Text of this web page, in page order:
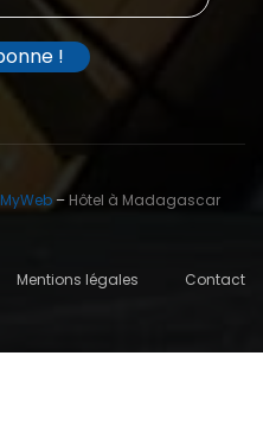
MyWeb– Hôtel à Madagascar
Mentions légales Contact